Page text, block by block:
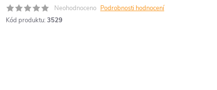
Neohodnoceno Podrobnosti hodnocení
Kód produktu: 3529